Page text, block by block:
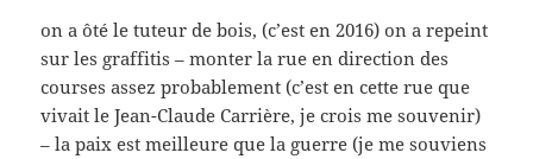
on a ôté le tuteur de bois, (c’est en 2016) on a repeint
sur les graffitis – monter la rue en direction des
courses assez probablement (c’est en cette rue que
vivait le Jean-Claude Carrière, je crois me souvenir)
– la paix est meilleure que la guerre (je me souviens